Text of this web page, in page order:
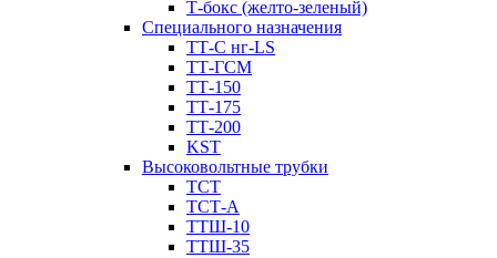
Т-бокс (желто-зеленый)
Специального назначения
ТТ-С нг-LS
ТТ-ГСМ
ТТ-150
ТТ-175
ТТ-200
KST
Высоковольтные трубки
ТСТ
ТСТ-А
ТТШ-10
ТТШ-35